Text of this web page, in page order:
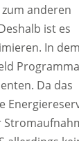
anderen
ist es
In dem
Da das